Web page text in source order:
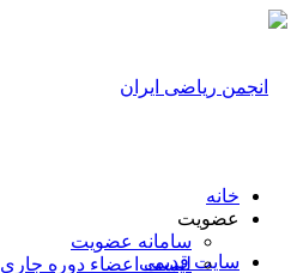
سایت قدیمی
خانه
عضویت
سامانه عضویت
لیست اعضاء دوره جاری